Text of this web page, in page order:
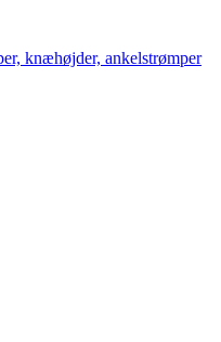
knæhøjder, ankelstrømper